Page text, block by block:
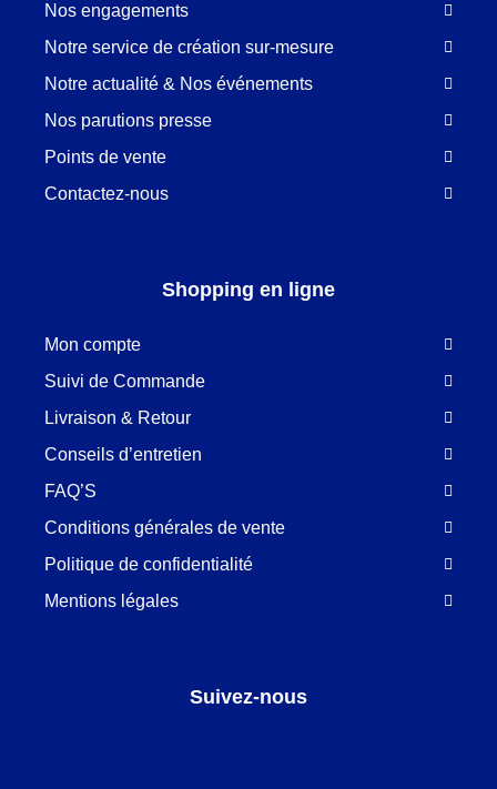
Nos engagements
Notre service de création sur-mesure
Notre actualité & Nos événements
Nos parutions presse
Points de vente
Contactez-nous
Shopping en ligne
Mon compte
Suivi de Commande
Livraison & Retour
Conseils d’entretien
FAQ’S
Conditions générales de vente
Politique de confidentialité
Mentions légales
Suivez-nous